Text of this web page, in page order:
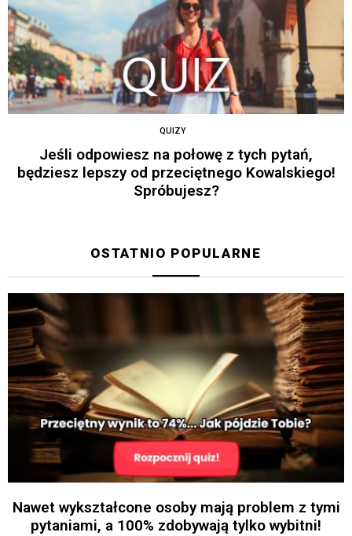
QUIZY
Jeśli odpowiesz na połowę z tych pytań,
będziesz lepszy od przeciętnego Kowalskiego!
Spróbujesz?
OSTATNIO POPULARNE
Nawet wykształcone osoby mają problem z tymi
pytaniami, a 100% zdobywają tylko wybitni!